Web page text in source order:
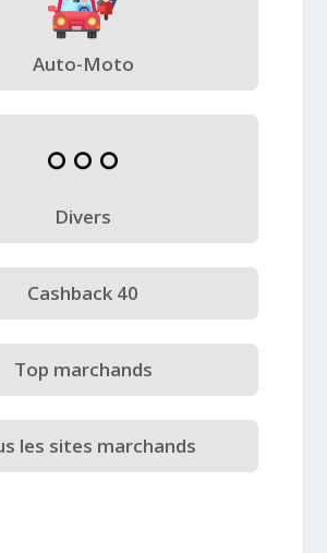
Auto-Moto
Divers
Cashback 40
Top marchands
les sites marchands